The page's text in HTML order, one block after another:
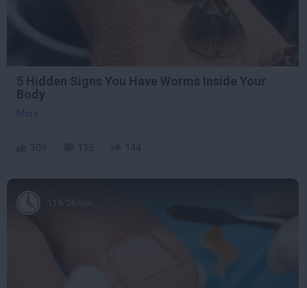
5 Hidden Signs You Have Worms Inside Your
Body
More
11 h 26 min